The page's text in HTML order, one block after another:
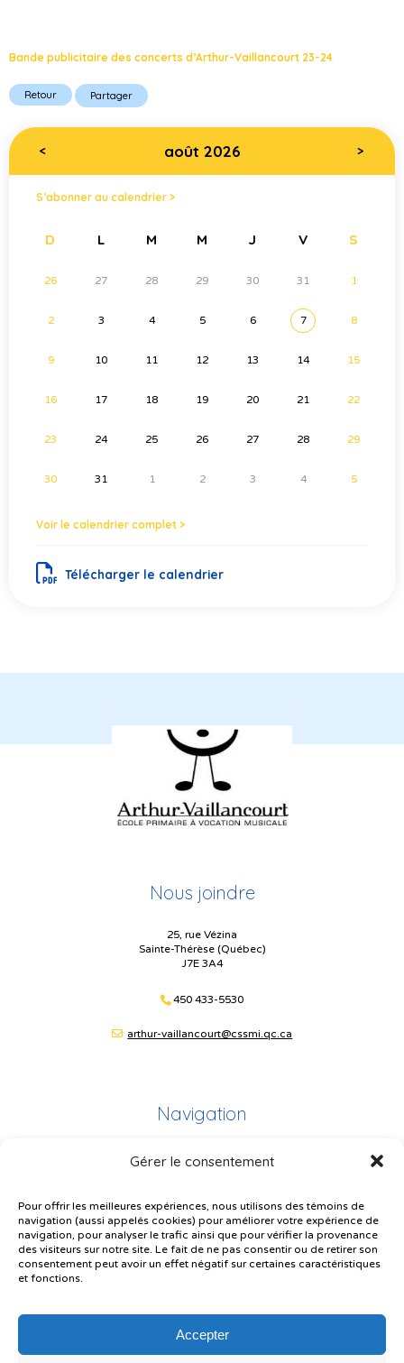
Gérer le consentement
Pour offrir les meilleures expériences, nous utilisons des témoins de
navigation (aussi appelés cookies) pour améliorer votre expérience de
navigation, pour analyser le trafic ainsi que pour vérifier la provenance
des visiteurs sur notre site. Le fait de ne pas consentir ou de retirer son
consentement peut avoir un effet négatif sur certaines caractéristiques
et fonctions.
Accepter
Bande publicitaire des concerts d’Arthur-Vaillancourt 23-24
Retour Partager
< août 2026 >
S’abonner au calendrier >
D L M M J V S
26 27 28 29 30 31 1
2 3 4 5 6 7 8
9 10 11 12 13 14 15
16 17 18 19 20 21 22
23 24 25 26 27 28 29
30 31 1 2 3 4 5
Voir le calendrier complet >
Télécharger le calendrier
Nous joindre
25, rue Vézina
Sainte-Thérèse (Québec)
J7E 3A4
450 433-5530
arthur-vaillancourt@cssmi.qc.ca
Navigation
Plan du site
Plainte – service à l’élève
Politique de confidentialité